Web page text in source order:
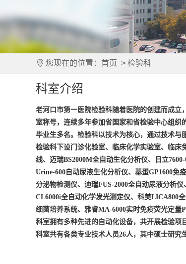
您现在的位置： 首页 > 检验科
科室介绍
老河口市第一医院检验科随着医院的创建而成立
室称号，连续多年参加省国家和省检验中心组
毕业生多名。检验科以技术为核心，通过技术与
检验科下设门诊化验室、临床化学实验室、临
线、迈瑞BS2000M全自动生化分析仪、日立
Urine-600 自动尿液生化分析仪、基蛋GP1600免
分泌物检测仪、迪瑞FUS-2000全自动尿液分析仪
CL6000i全自动化学发光测定仪、科美LICA800
细菌培养系统、雅睿MA-6000实时免疫荧光定量
科室拥有多种先进的自动化设备，共开展检验项
科室共有各类专业技术人员26人，其中硕士研究